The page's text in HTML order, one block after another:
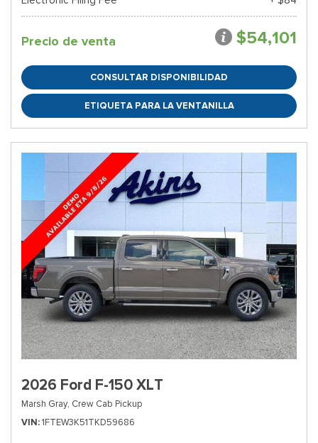
Precio de venta $54,101
CONSULTAR DISPONIBILIDAD
ETIQUETA PARA LA VENTANILLA
2026 Ford F-150 XLT
Marsh Gray, Crew Cab Pickup
VIN 1FTEW3K51TKD59686